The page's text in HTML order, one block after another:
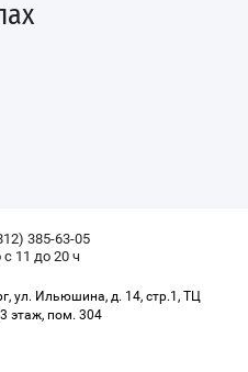
385-63-05
11 до 20 ч
ул. Ильюшина, д. 14, стр.1, ТЦ
этаж, пом. 304